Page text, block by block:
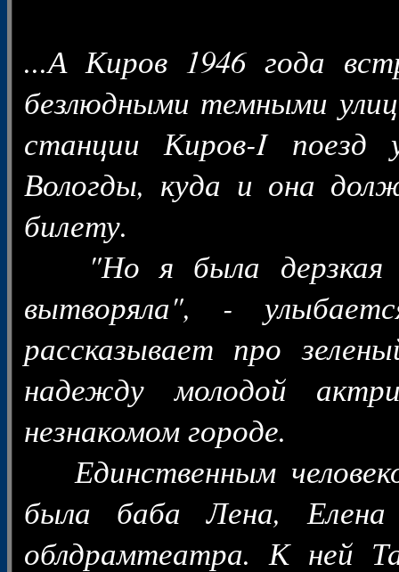
...А Киров 1946 года
безлюдными темными
станции Киров-I
Вологды, куда и она
билету.
"Но я была дерзкая и
вытворяла", -
рассказывает про
надежду молодой
незнакомом городе.
Единственным
была баба Лена, Елена
облдрамтеатра. К ней